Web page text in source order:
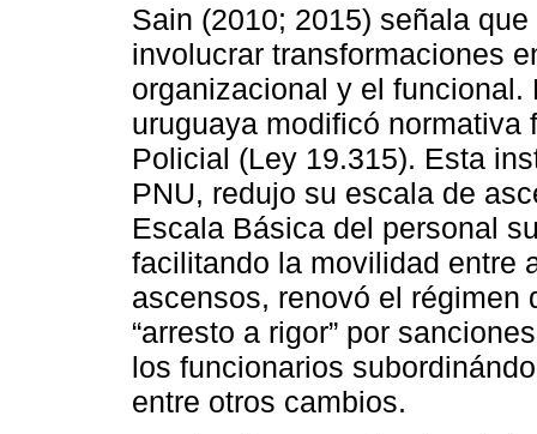
Sain (2010; 2015) señala
involucrar transformaciones
organizacional y el
uruguaya modificó normativa
Policial (Ley 19.315). Esta
PNU, redujo su escala de
Escala Básica del personal
facilitando la movilidad entre
ascensos, renovó el
“arresto a rigor” por
los funcionarios
entre otros cambios.